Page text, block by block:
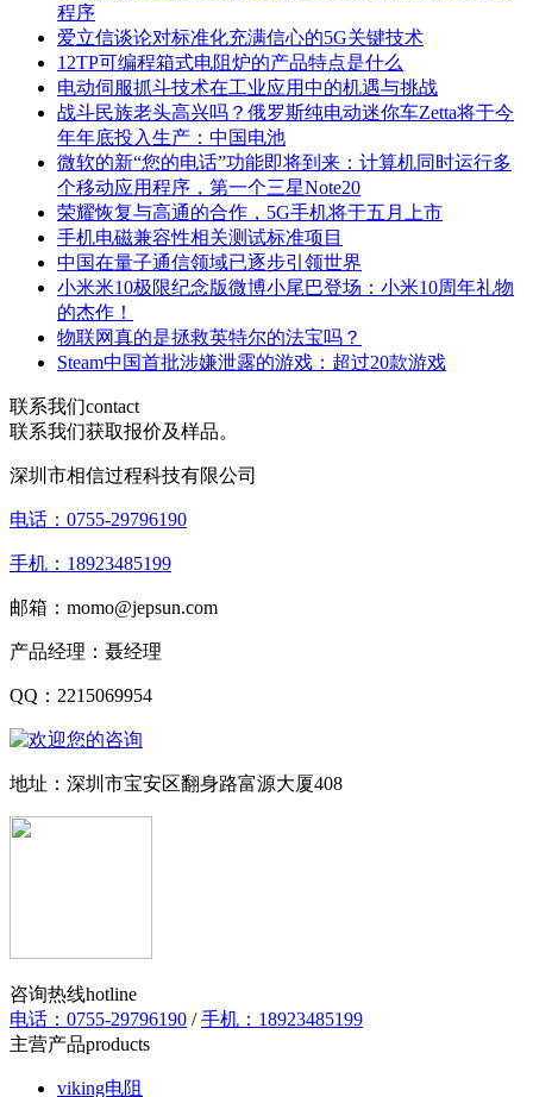
程序
爱立信谈论对标准化充满信心的5G关键技术
12TP可编程箱式电阻炉的产品特点是什么
电动伺服抓斗技术在工业应用中的机遇与挑战
战斗民族老头高兴吗？俄罗斯纯电动迷你车Zetta将于今
年年底投入生产：中国电池
微软的新“您的电话”功能即将到来：计算机同时运行多
个移动应用程序，第一个三星Note20
荣耀恢复与高通的合作，5G手机将于五月上市
手机电磁兼容性相关测试标准项目
中国在量子通信领域已逐步引领世界
小米米10极限纪念版微博小尾巴登场：小米10周年礼物
的杰作！
物联网真的是拯救英特尔的法宝吗？
Steam中国首批涉嫌泄露的游戏：超过20款游戏
联系我们contact
联系我们获取报价及样品。
深圳市相信过程科技有限公司
电话：0755-29796190
手机：18923485199
邮箱：momo@jepsun.com
产品经理：聂经理
QQ：2215069954
地址：深圳市宝安区翻身路富源大厦408
咨询热线hotline
电话：0755-29796190 /手机：18923485199
主营产品products
viking电阻